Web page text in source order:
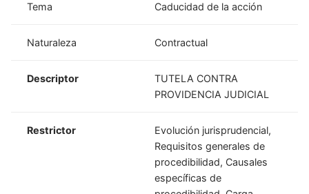
Tema Caducidad de la acción
Naturaleza Contractual
Descriptor
TUTELA CONTRA
PROVIDENCIA JUDICIAL
Restrictor
Evolución jurisprudencial,
Requisitos generales de
procedibilidad, Causales
específicas de